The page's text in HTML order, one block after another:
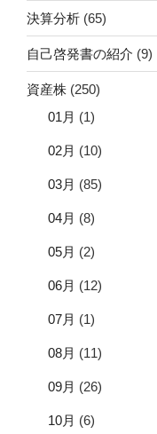
決算分析 (65)
自己啓発書の紹介 (9)
資産株 (250)
01月 (1)
02月 (10)
03月 (85)
04月 (8)
05月 (2)
06月 (12)
07月 (1)
08月 (11)
09月 (26)
10月 (6)